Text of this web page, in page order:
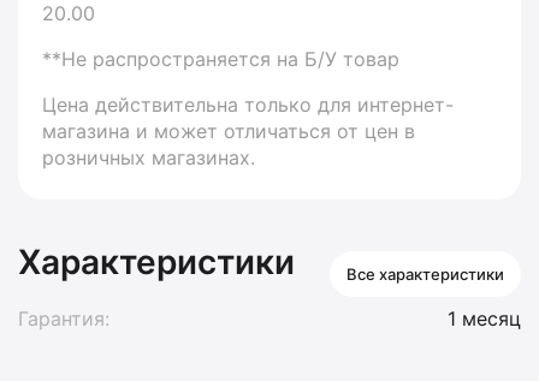
20.00
**Не распространяется на Б/У товар
Цена действительна только для интернет-
магазина и может отличаться от цен в
розничных магазинах.
Характеристики Все характеристики
Гарантия: 1 месяц